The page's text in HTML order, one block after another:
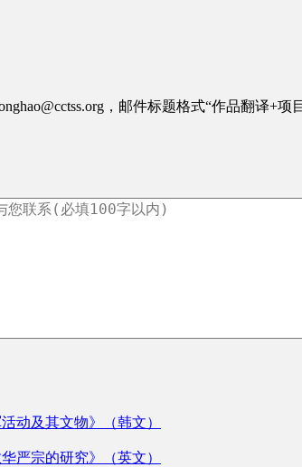
，邮件标题格式“作品翻译+项
动及其文物》（韩文）
严宗的研究》（英文）